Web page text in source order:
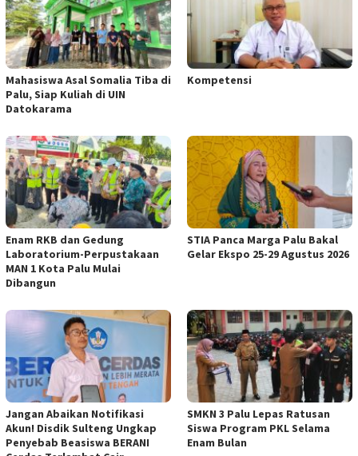
Mahasiswa Asal Somalia Tiba di
Palu, Siap Kuliah di UIN
Datokarama
Kompetensi
Enam RKB dan Gedung
Laboratorium-Perpustakaan
MAN 1 Kota Palu Mulai
Dibangun
STIA Panca Marga Palu Bakal
Gelar Ekspo 25-29 Agustus 2026
Jangan Abaikan Notifikasi
Akun! Disdik Sulteng Ungkap
Penyebab Beasiswa BERANI
SMKN 3 Palu Lepas Ratusan
Siswa Program PKL Selama
Enam Bulan